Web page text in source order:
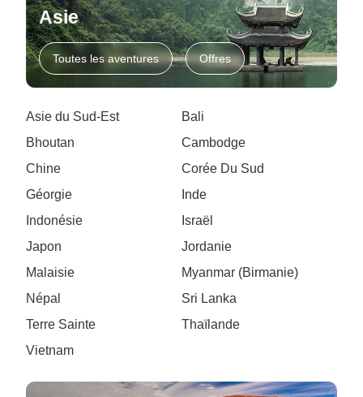
Asie
Toutes les aventures Offres
Asie du Sud-Est
Bali
Bhoutan
Cambodge
Chine
Corée Du Sud
Géorgie
Inde
Indonésie
Israël
Japon
Jordanie
Malaisie
Myanmar (Birmanie)
Népal
Sri Lanka
Terre Sainte
Thaïlande
Vietnam